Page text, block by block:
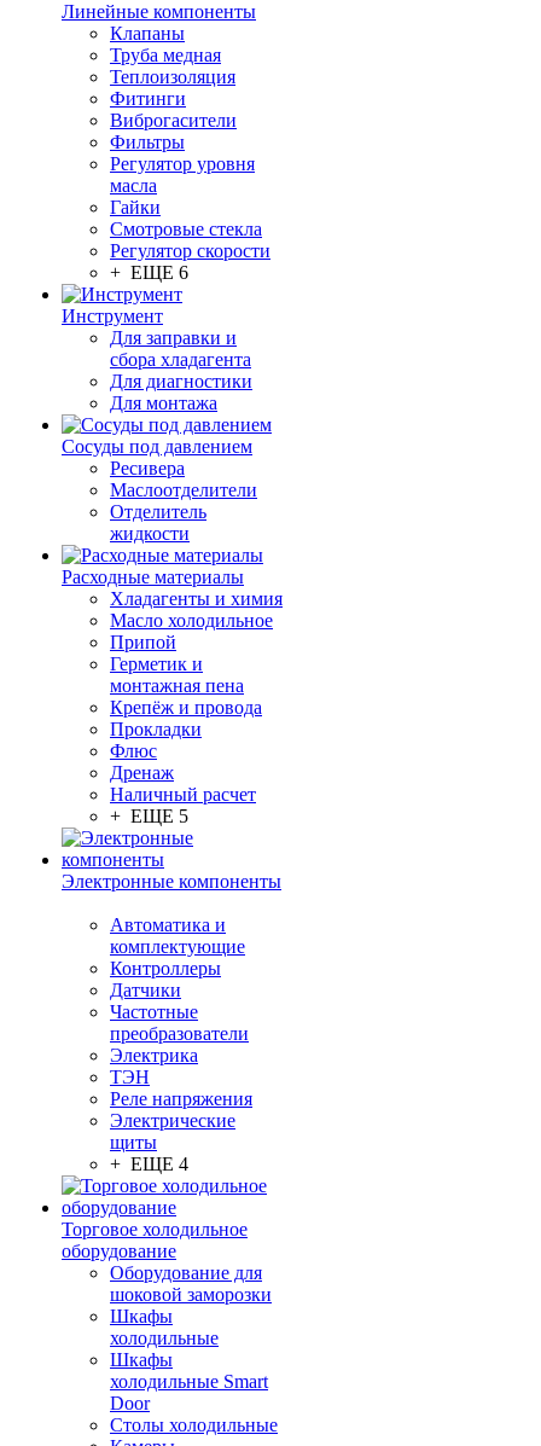
Линейные компоненты
Клапаны
Труба медная
Теплоизоляция
Фитинги
Виброгасители
Фильтры
Регулятор уровня
масла
Гайки
Смотровые стекла
Регулятор скорости
+ ЕЩЕ 6
Инструмент
Для заправки и
сбора хладагента
Для диагностики
Для монтажа
Сосуды под давлением
Ресивера
Маслоотделители
Отделитель
жидкости
Расходные материалы
Хладагенты и химия
Масло холодильное
Припой
Герметик и
монтажная пена
Крепёж и провода
Прокладки
Флюс
Дренаж
Наличный расчет
+ ЕЩЕ 5
Электронные компоненты
Автоматика и
комплектующие
Контроллеры
Датчики
Частотные
преобразователи
Электрика
ТЭН
Реле напряжения
Электрические
щиты
+ ЕЩЕ 4
Торговое холодильное
оборудование
Оборудование для
шоковой заморозки
Шкафы
холодильные
Шкафы
холодильные Smart
Door
Столы холодильные